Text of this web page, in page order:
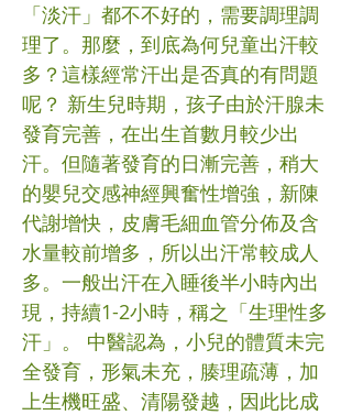
「淡汗」都不不好的，需要調理調
理了。那麼，到底為何兒童出汗較
多？這樣經常汗出是否真的有問題
呢？ 新生兒時期，孩子由於汗腺未
發育完善，在出生首數月較少出
汗。但隨著發育的日漸完善，稍大
的嬰兒交感神經興奮性增強，新陳
代謝增快，皮膚毛細血管分佈及含
水量較前增多，所以出汗常較成人
多。一般出汗在入睡後半小時內出
現，持續1-2小時，稱之「生理性多
汗」。 中醫認為，小兒的體質未完
全發育，形氣未充，腠理疏薄，加
上生機旺盛、清陽發越，因此比成